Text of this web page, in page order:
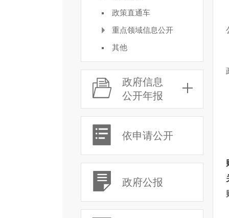
政策直通车
重点领域信息公开
其他
政府信息
公开年报
依申请公开
政府公报